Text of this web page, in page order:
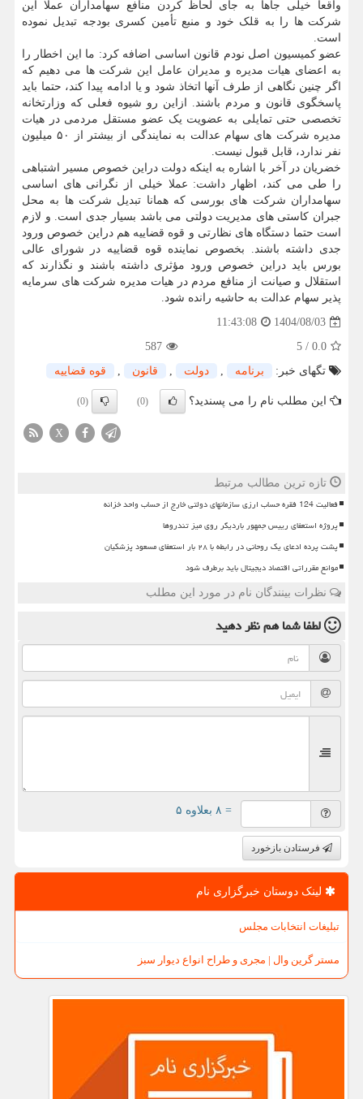
واقعا خیلی جاها به جای لحاظ کردن منافع سهامداران عملا این
شرکت ها را به قلک خود و منبع تأمین کسری بودجه تبدیل نموده
است.
عضو کمیسیون اصل نودم قانون اساسی اضافه کرد: ما این اخطار را
به اعضای هیات مدیره و مدیران عامل این شرکت ها می دهیم که
اگر چنین نگاهی از طرف آنها اتخاذ شود و یا ادامه پیدا کند، حتما باید
پاسخگوی قانون و مردم باشند. ازاین رو شیوه فعلی که وزارتخانه
تخصصی حتی تمایلی به عضویت یک عضو مستقل مردمی در هیات
مدیره شرکت های سهام عدالت به نمایندگی از بیشتر از ۵۰ میلیون
نفر ندارد، قابل قبول نیست.
خضریان در آخر با اشاره به اینکه دولت دراین خصوص مسیر اشتباهی
را طی می کند، اظهار داشت: عملا خیلی از نگرانی های اساسی
سهامداران شرکت های بورسی که همانا تبدیل شرکت ها به محل
جبران کاستی های مدیریت دولتی می باشد بسیار جدی است. و لازم
است حتما دستگاه های نظارتی و قوه قضاییه هم دراین خصوص ورود
جدی داشته باشند. بخصوص نماینده قوه قضاییه در شورای عالی
بورس باید دراین خصوص ورود مؤثری داشته باشند و نگذارند که
استقلال و صیانت از منافع مردم در هیات مدیره شرکت های سرمایه
پذیر سهام عدالت به حاشیه رانده شود.
1404/08/03
11:43:08
0.0
/
5
587
تگهای خبر:
برنامه , دولت , قانون , قوه قضاییه
این مطلب نام را می پسندید؟ (0)
(0)
X
تازه ترین مطالب مرتبط
فعالیت 124 فقره حساب ارزی سازمانهای دولتی خارج از حساب واحد خزانه
پروژه استعفای رییس جمهور باردیگر روی میز تندروها
پشت پرده ادعای یک روحانی در رابطه با ۲۸ بار استعفای مسعود پزشکیان
موانع مقرراتی اقتصاد دیجیتال باید برطرف شود
نظرات بینندگان نام در مورد این مطلب
لطفا شما همنظر دهید
= ۸ بعلاوه ۵
فرستادن بازخورد
لینک دوستان خبرگزاری نام
تبلیغات انتخابات مجلس
مستر گرین وال | مجری و طراح انواع دیوار سبز